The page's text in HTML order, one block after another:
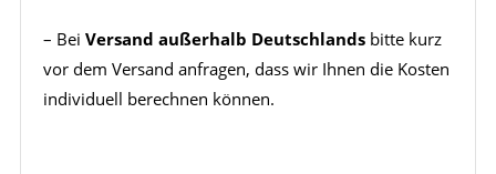
– Bei Versand außerhalb Deutschlandsbitte kurz
vor dem Versand anfragen, dass wir Ihnen die Kosten
individuell berechnen können.